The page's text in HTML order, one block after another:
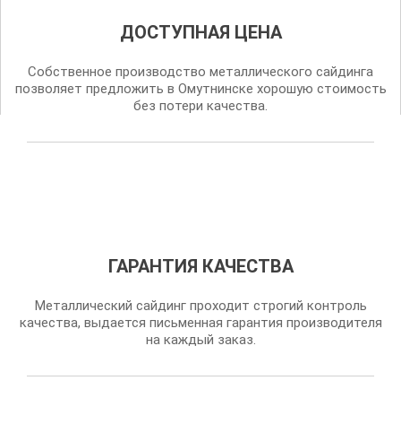
ДОСТУПНАЯ ЦЕНА
Собственное производство металлического сайдинга
позволяет предложить в Омутнинске хорошую стоимость
без потери качества.
ГАРАНТИЯ КАЧЕСТВА
Металлический сайдинг проходит строгий контроль
качества, выдается письменная гарантия производителя
на каждый заказ.